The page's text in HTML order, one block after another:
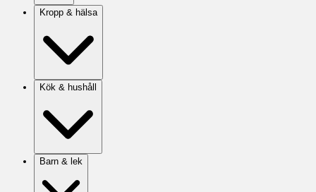
Kropp & hälsa
Kök & hushåll
Barn & lek